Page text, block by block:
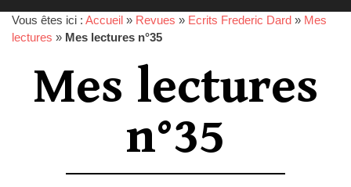
Vous êtes ici : Accueil » Revues » Ecrits Frederic Dard » Mes
lectures » Mes lectures n°35
Mes lectures
n°35